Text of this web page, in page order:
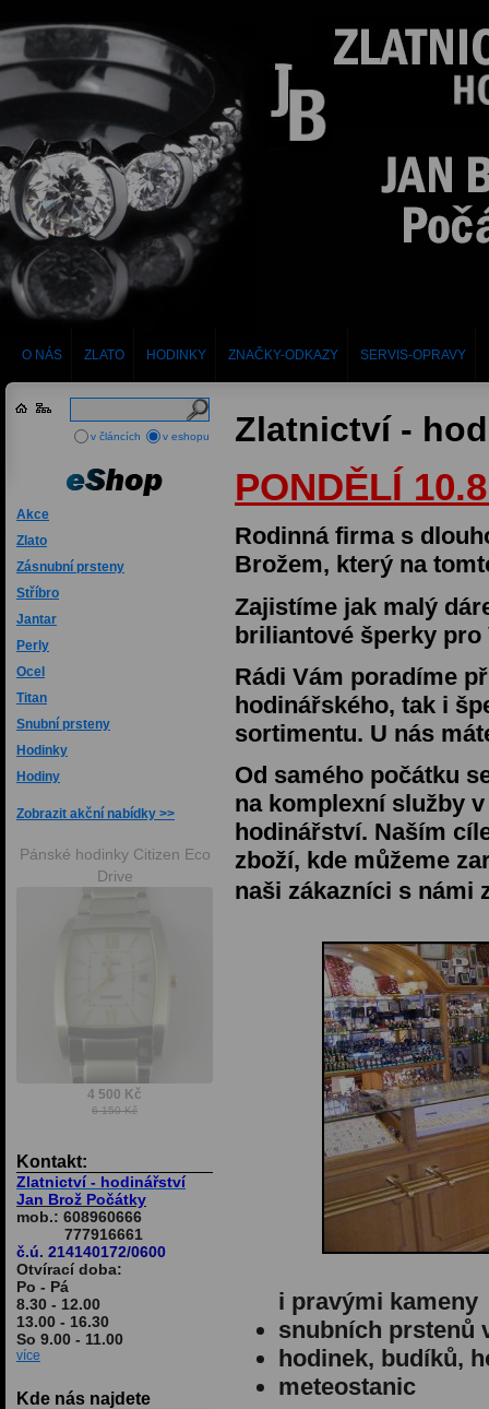
O NÁS ZLATO HODINKY ZNAČKY-ODKAZY SERVIS-OPRAVY
Akce
Zlato
Zásnubní prsteny
Stříbro
Jantar
Perly
Ocel
Titan
Snubní prsteny
Hodinky
Hodiny
Zobrazit akční nabídky
Pánské hodinky Citizen Eco
Drive
4 500 Kč
6 150 Kč
Kontakt:
Zlatnictví - hodinářství
Jan Brož Počátky
mob.: 608960666
777916661
č.ú. 214140172/0600
Otvírací doba:
Po - Pá
8.30 - 12.00
13.00 - 16.30
So 9.00 - 11.00
více
Kde nás najdete
Zlatnictví -
PONDĚLÍ
Rodinná firma s
Brožem, který na
Zajistíme jak malý
briliantové šperky pro
Rádi Vám poradíme
hodinářského, tak i
sortimentu. U nás
Od samého počátku
na komplexní služby
hodinářství. Naším
zboží, kde můžeme
naši zákazníci s námi
i pravými kameny
snubních prstenů
hodinek, budíků,
meteostanic
v článcích v eshopu